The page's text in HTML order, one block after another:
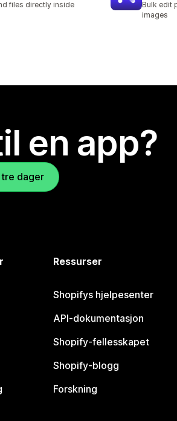
files directly inside
Bulk edit
images
en app?
dager
Ressurser
Shopifys hjelpesenter
API-dokumentasjon
Shopify-fellesskapet
Shopify-blogg
Forskning